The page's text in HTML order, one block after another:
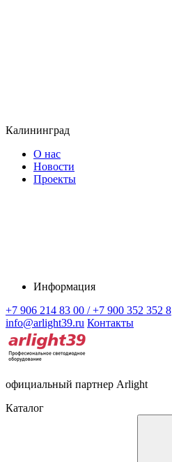
Калининград
О нас
Новости
Проекты
Информация
+7 906 214 83 00 / +7 900 352 352 8
info@arlight39.ru Контакты
официальный партнер Arlight
Каталог